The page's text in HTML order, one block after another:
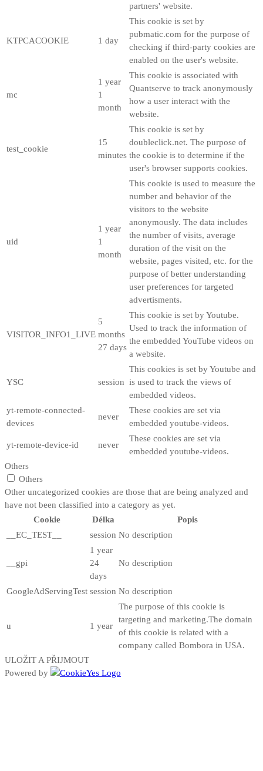
partners' website.
KTPCACOOKIE 1 day
This cookie is set by
pubmatic.com for the purpose of
checking if third-party cookies are
enabled on the user's website.
mc
1 year
1
month
This cookie is associated with
Quantserve to track anonymously
how a user interact with the
website.
test_cookie
15
minutes
This cookie is set by
doubleclick.net. The purpose of
the cookie is to determine if the
user's browser supports cookies.
uid
1 year
1
month
This cookie is used to measure the
number and behavior of the
visitors to the website
anonymously. The data includes
the number of visits, average
duration of the visit on the
website, pages visited, etc. for the
purpose of better understanding
user preferences for targeted
advertisments.
VISITOR_INFO1_LIVE
5
months
27 days
This cookie is set by Youtube.
Used to track the information of
the embedded YouTube videos on
a website.
YSC session
This cookies is set by Youtube and
is used to track the views of
embedded videos.
yt-remote-connected-
devices
never
These cookies are set via
embedded youtube-videos.
yt-remote-device-id never
These cookies are set via
embedded youtube-videos.
Others
Others
Other uncategorized cookies are those that are being analyzed and
have not been classified into a category as yet.
Cookie
Délka
Popis
__EC_TEST__
session No description
__gpi
1 year
24
days
No description
GoogleAdServingTest session No description
u 1 year
The purpose of this cookie is
targeting and marketing.The domain
of this cookie is related with a
company called Bombora in USA.
ULOŽIT A PŘIJMOUT
Powered by